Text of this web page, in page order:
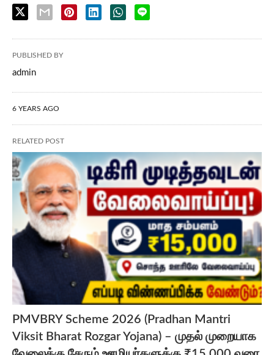
PUBLISHED BY
admin
6 YEARS AGO
RELATED POST
PMVBRY Scheme 2026 (Pradhan Mantri
Viksit Bharat Rozgar Yojana) – முதல் முறையாக